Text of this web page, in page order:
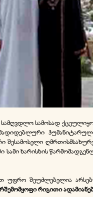
სამღვდლო სამოსად
შესამოსელი
ხარისხის
უფრო შეუძლებელია
რიგითი